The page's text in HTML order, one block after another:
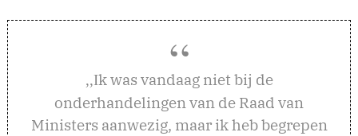
,,Ik was vandaag niet bij de
onderhandelingen van de Raad van
Ministers aanwezig, maar ik heb begrepen